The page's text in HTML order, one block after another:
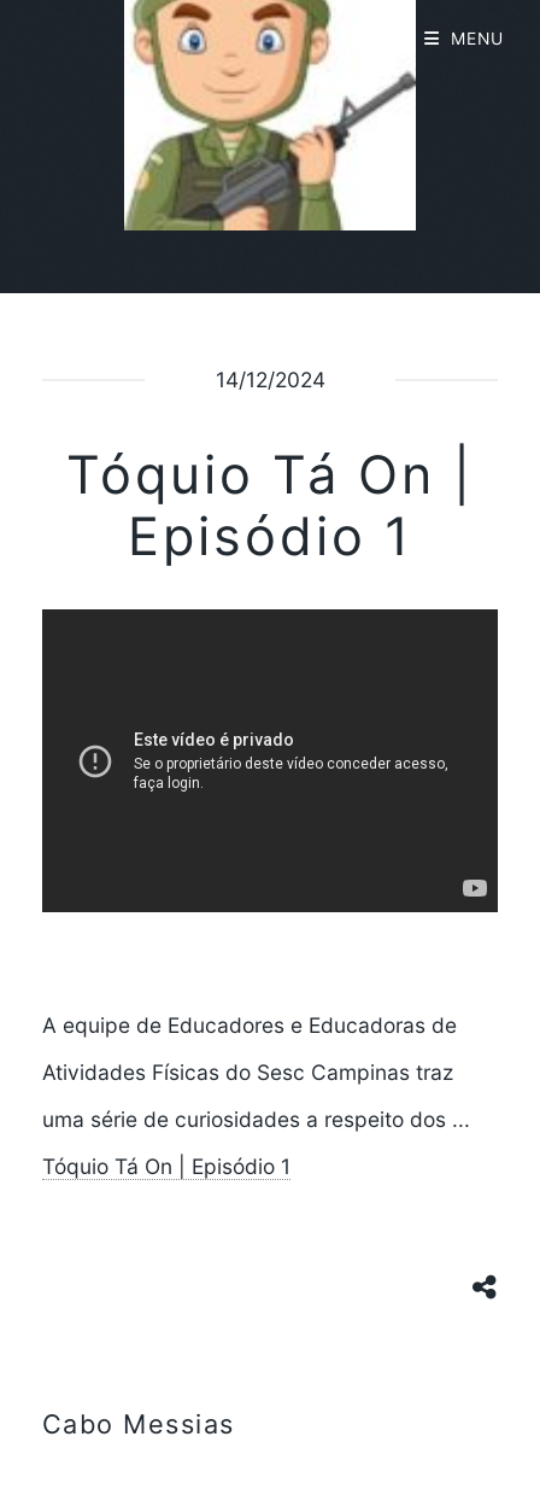
14/12/2024
Tóquio Tá On |
Episódio 1
A equipe de Educadores e Educadoras de
Atividades Físicas do Sesc Campinas traz
uma série de curiosidades a respeito dos ...
Tóquio Tá On | Episódio 1
Cabo Messias
MENU